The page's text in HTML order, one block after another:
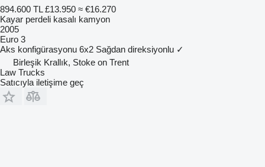
894.600 TL £13.950 ≈ €16.270
Kayar perdeli kasalı kamyon
2005
Euro 3
Aks konfigürasyonu 6x2 Sağdan direksiyonlu ✓
Birleşik Krallık, Stoke on Trent
Law Trucks
Satıcıyla iletişime geç